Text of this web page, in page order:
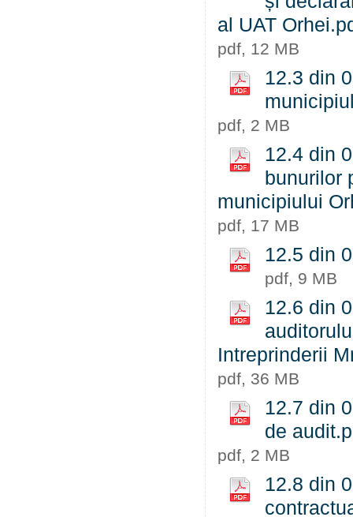
al UAT
pdf, 12 MB
12.3 din
pdf, 2 MB
12.4 din
bunurilor
municipiului
pdf, 17 MB
12.5 din
pdf, 9 MB
12.6 din
Intreprinderii
pdf, 36 MB
12.7 din
de
pdf, 2 MB
12.8 din